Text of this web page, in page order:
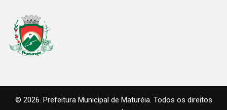
© 2026. Prefeitura Municipal de Maturéia. Todos os direitos